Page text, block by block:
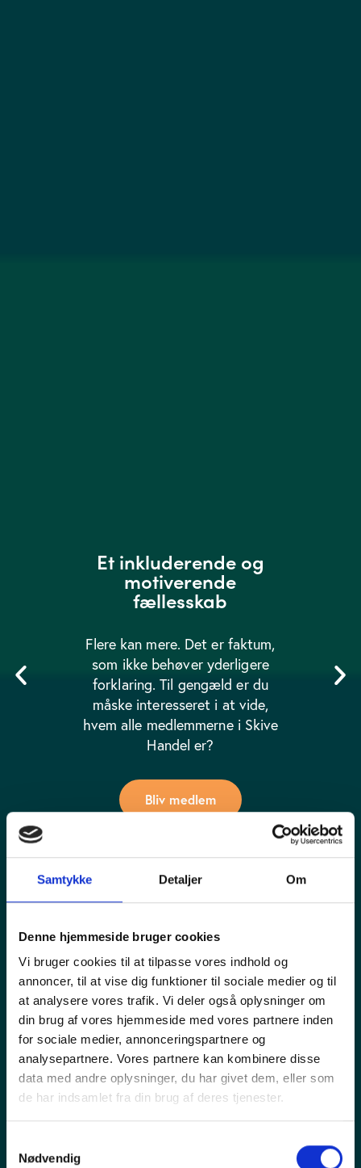
Samtykke Detaljer Om
Denne hjemmeside bruger cookies
Vi bruger cookies til at tilpasse vores indhold og
annoncer, til at vise dig funktioner til sociale medier og til
at analysere vores trafik. Vi deler også oplysninger om
din brug af vores hjemmeside med vores partnere inden
for sociale medier, annonceringspartnere og
analysepartnere. Vores partnere kan kombinere disse
data med andre oplysninger, du har givet dem, eller som
de har indsamlet fra din brug af deres tjenester.
Nødvendig
Et inkluderende og
motiverende
fællesskab
Flere kan mere. Det er faktum,
som ikke behøver yderligere
forklaring. Til gengæld er du
måske interesseret i at vide,
hvem alle medlemmerne i Skive
Handel er?
Bliv medlem